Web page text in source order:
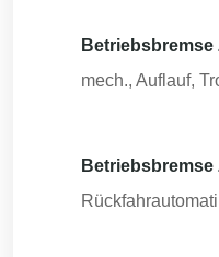
Betriebsbremse
mech., Auflauf,
Betriebsbremse